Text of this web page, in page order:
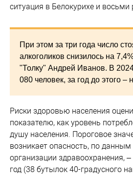
ситуация в Белокурихе и восьми
При этом за три года число
алкоголиков снизилось на
"Толку" Андрей Иванов. В
080 человек, за год до этого –
Риски здоровью населения
показателю, как уровень
душу населения. Пороговое
возникает опасность, по
организации здравоохранения,
год (38 бутылок 40-градусного